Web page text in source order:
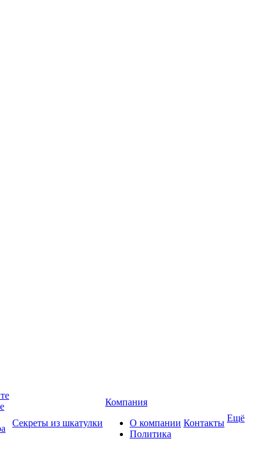
Секреты из шкатулки
Компания
О компании
Политика
Контакты Ещё